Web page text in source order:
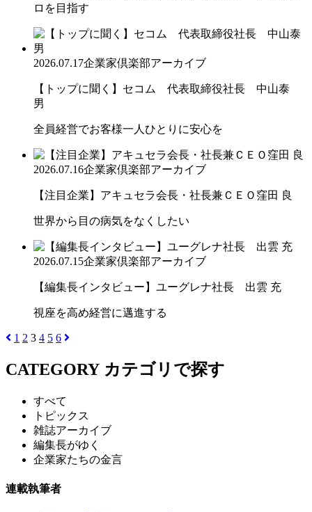
ロを目指す
2026.07.17企業家倶楽部アーカイブ
【トップに聞く】セコム 代表取締役社長 中山泰
男
全員経営でお客様一人ひとりに安心を
2026.07.16企業家倶楽部アーカイブ
【注目企業】アキュセラ会長・社長兼ＣＥＯ窪田 良
世界から目の病気をなくしたい
2026.07.15企業家倶楽部アーカイブ
【編集長インタビュー】ユーグレナ社長 出雲 充
視座を高め経営に邁進する
1 2 3 4 5 6
CATEGORY カテゴリで探す
すべて
トピックス
雑誌アーカイブ
編集長がゆく
企業家たちの金言
連載執筆者